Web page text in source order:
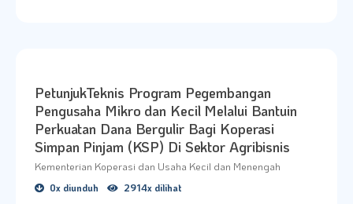
PetunjukTeknis Program Pegembangan
Pengusaha Mikro dan Kecil Melalui Bantuin
Perkuatan Dana Bergulir Bagi Koperasi
Simpan Pinjam (KSP) Di Sektor Agribisnis
Kementerian Koperasi dan Usaha Kecil dan Menengah
0x diunduh 2914x dilihat